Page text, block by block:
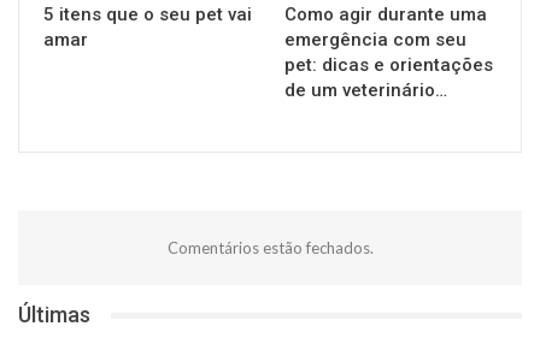
5 itens que o seu pet vai
amar
Como agir durante uma
emergência com seu
pet: dicas e orientações
de um veterinário…
Comentários estão fechados.
Últimas